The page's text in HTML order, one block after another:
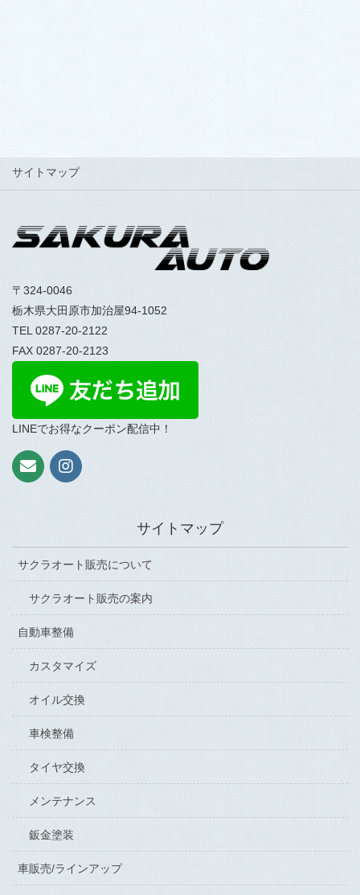
サイトマップ
〒324-0046
栃木県大田原市加治屋94-1052
TEL 0287-20-2122
FAX 0287-20-2123
LINEでお得なクーポン配信中！
サイトマップ
サクラオート販売について
サクラオート販売の案内
自動車整備
カスタマイズ
オイル交換
車検整備
タイヤ交換
メンテナンス
鈑金塗装
車販売/ラインアップ